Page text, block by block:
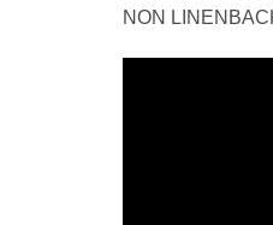
NON